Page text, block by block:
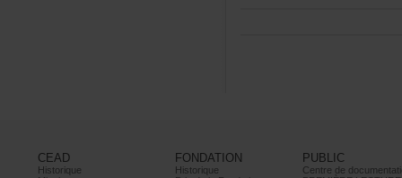
CEAD
Historique
FONDATION
Historique
PUBLIC